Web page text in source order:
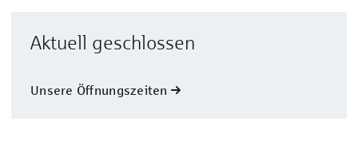
Aktuell geschlossen
Unsere Öffnungszeiten